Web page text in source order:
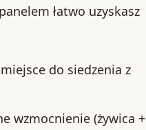
łatwo uzyskasz
do siedzenia z
wzmocnienie (żywica +